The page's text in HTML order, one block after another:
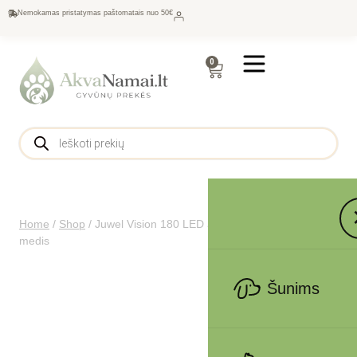
Nemokamas pristatymas paštomatais nuo 50€
0
Šunims
Home / Shop / Juwel Vision 180 LED akvariumas 180l Šviesus
medis